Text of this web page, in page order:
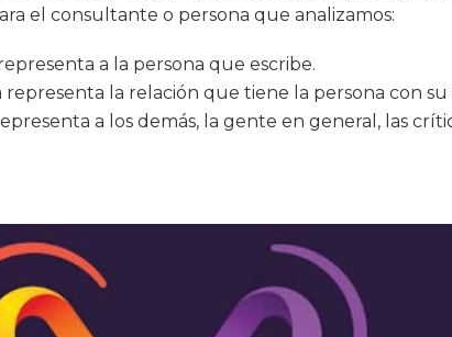
el consultante o persona que analizamos:
a la persona que escribe.
representa la relación que tiene la persona con
a los demás, la gente en general, las